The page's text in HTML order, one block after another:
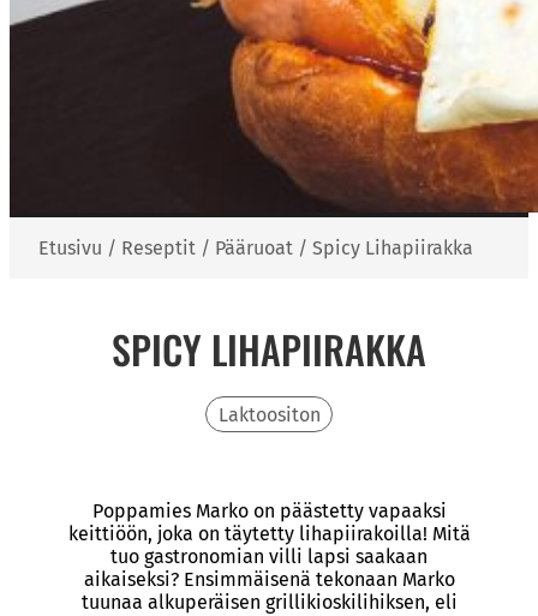
Etusivu / Reseptit / Pääruoat / Spicy Lihapiirakka
SPICY LIHAPIIRAKKA
Laktoositon
Poppamies Marko on päästetty vapaaksi
keittiöön, joka on täytetty lihapiirakoilla! Mitä
tuo gastronomian villi lapsi saakaan
aikaiseksi? Ensimmäisenä tekonaan Marko
tuunaa alkuperäisen grillikioskilihiksen, eli